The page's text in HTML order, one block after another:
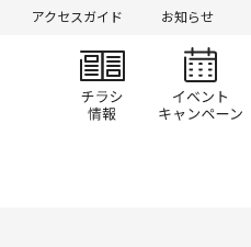
アクセスガイド お知らせ
チラシ情報